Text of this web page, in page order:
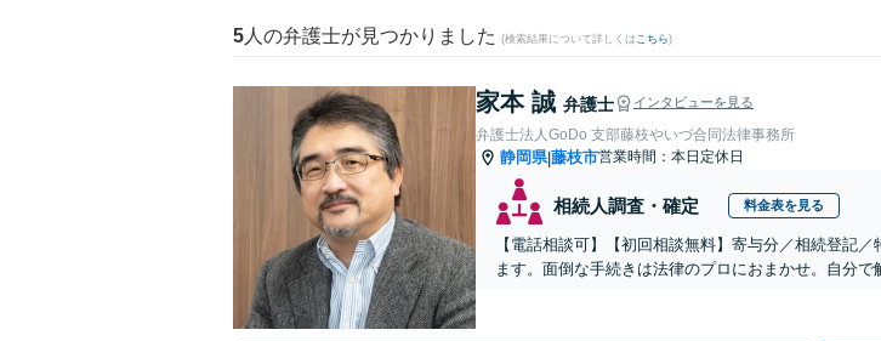
5 人の弁護士が見つかりました (検索結果について詳しくは こちら)
家本 誠 弁護士 インタビューを見る
弁護士法人GoDo 支部藤枝やいづ合同法律事務所
静岡県|藤枝市営業時間：本日定休日
相続人調査・確定 料金表を見る
【電話相談可】【初回相談無料】寄与分／相続登記
ます。面倒な手続きは法律のプロにおまかせ。自分